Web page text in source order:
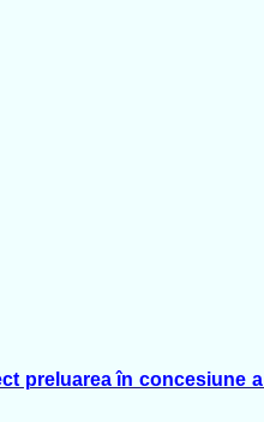
preluarea în concesiune